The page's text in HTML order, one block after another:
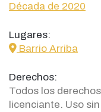
Década de 2020
Lugares:
icon
Barrio Arriba
Derechos:
Todos los
licenciante. Uso